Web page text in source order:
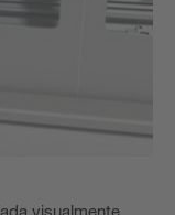
visualmente.